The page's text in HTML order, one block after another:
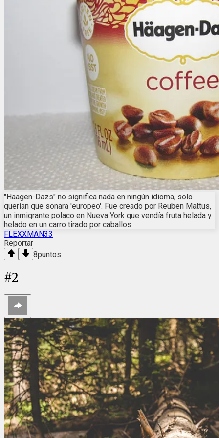
"Häagen-Dazs" no significa nada en ningún idioma, solo
querían que sonara 'europeo'. Fue creado por Reuben Mattus,
un inmigrante polaco en Nueva York que vendía fruta helada y
helado en un carro tirado por caballos.
FLEXXMAN33
Reportar
8puntos
#2